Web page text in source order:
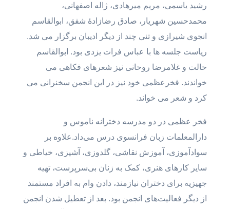
رشید یاسمی، مریم میرهادی، ژاله اصفهانی،
محمدحسین شهریار، صادق رضازادۀ شفق، ابوالقاسم
انجوی شیرازی و تنی چند از دیگر ادیبان برگزار می شد.
ریاست جلسه ها با عباس فرات یزدی بود. ابوالقاسم
حالت و غلامرضا روحانی نیز شعرهای فکاهی می
خواندند. فخرعظمى خود نیز در این انجمن سخنرانی می
کرد و شعر می خواند.
فخر عظمی در دو مدرسه دخترانه ناموس و
دارالمعلمات زبان فرانسوی درس می‌داد.علاوه بر
سوادآموزی، آموزش نقاشی، گلدوزی، آشپزی، خیاطی و
سایر کارهای هنری، کمک به زنان بی‌سرپرست، تهیه
جهیزیه برای دختران نیازمند، دادن وام به افراد مستمند
از دیگر فعالیت‌های انجمن بود. بعد از تعطیل شدن انجمن